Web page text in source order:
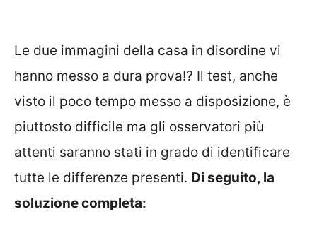
Le due immagini della casa in disordine vi
hanno messo a dura prova!? Il test, anche
visto il poco tempo messo a disposizione, è
piuttosto difficile ma gli osservatori più
attenti saranno stati in grado di identificare
tutte le differenze presenti. Di seguito, la
soluzione completa: